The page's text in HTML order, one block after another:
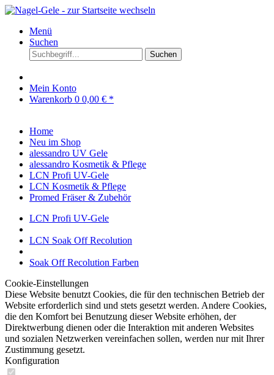
Menü
Suchen
Suchen
Mein Konto
Warenkorb 0 0,00 € *
Home
Neu im Shop
alessandro UV Gele
alessandro Kosmetik & Pflege
LCN Profi UV-Gele
LCN Kosmetik & Pflege
Promed Fräser & Zubehör
LCN Profi UV-Gele
LCN Soak Off Recolution
Soak Off Recolution Farben
Cookie-Einstellungen
Diese Website benutzt Cookies, die für den technischen Betrieb der
Website erforderlich sind und stets gesetzt werden. Andere Cookies,
die den Komfort bei Benutzung dieser Website erhöhen, der
Direktwerbung dienen oder die Interaktion mit anderen Websites
und sozialen Netzwerken vereinfachen sollen, werden nur mit Ihrer
Zustimmung gesetzt.
Konfiguration